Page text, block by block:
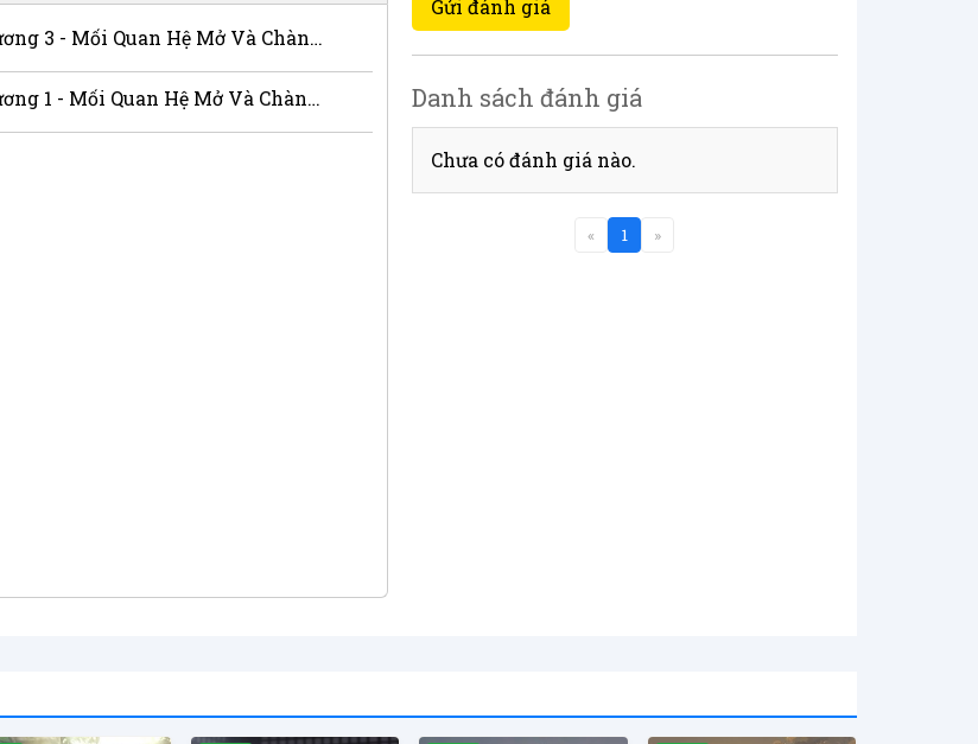
Chương 3 - Mối Quan Hệ Mở Và Chàng Giúp Việc Đáng Yêu
Chương 1 - Mối Quan Hệ Mở Và Chàng Giúp Việc Đáng Yêu
Gửi đánh giá
Danh sách đánh giá
Chưa có đánh giá nào.
« 1 »